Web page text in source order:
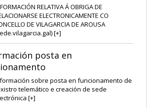
RELATIVA Á OBRIGA DE
ELECTRONICAMENTE CO
DE VILAGARCIA DE AROUSA
[+]
sobre posta en funcionamento de
telemático e creación de sede
[+]